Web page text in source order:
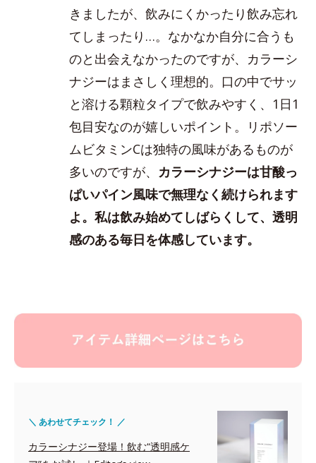
きましたが、飲みにくかったり飲み忘れ
てしまったり…。なかなか自分に合うも
のと出会えなかったのですが、カラーシ
ナジーはまさしく理想的。口の中でサッ
と溶ける顆粒タイプで飲みやすく、1日1
包目安なのが嬉しいポイント。リポソー
ムビタミンCは独特の風味があるものが
多いのですが、 カラーシナジーは甘酸っ
ぱいパイン風味で無理なく続けられます
よ。私は飲み始めてしばらくして、透明
感のある毎日を体感しています。
＼ あわせてチェック！ ／
カラーシナジー登場！飲む“透明感ケ